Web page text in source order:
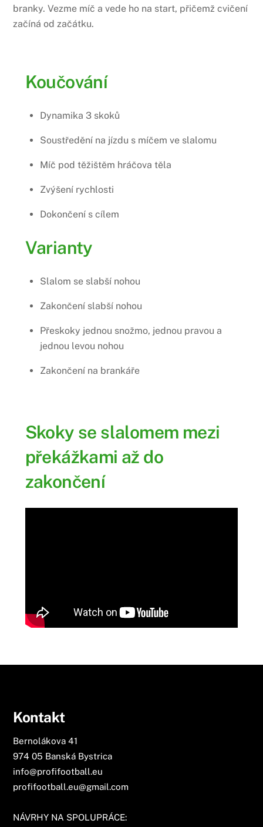
branky. Vezme míč a vede ho na start, přičemž cvičení
začíná od začátku.
Koučování
Dynamika 3 skoků
Soustředění na jízdu s míčem ve slalomu
Míč pod těžištěm hráčova těla
Zvýšení rychlosti
Dokončení s cílem
Varianty
Slalom se slabší nohou
Zakončení slabší nohou
Přeskoky jednou snožmo, jednou pravou a
jednou levou nohou
Zakončení na brankáře
Skoky se slalomem mezi
překážkami až do
zakončení
Kontakt
Bernolákova 41
974 05 Banská Bystrica
info@profifootball.eu
profifootball.eu@gmail.com
NÁVRHY NA SPOLUPRÁCE: